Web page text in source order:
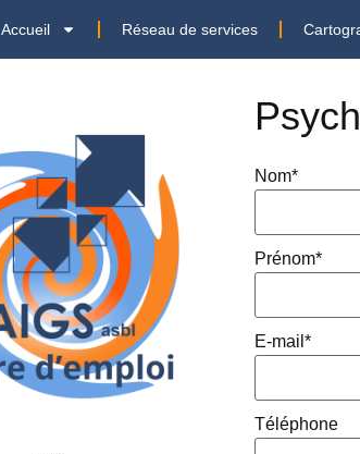
Accueil Réseau de services
Nom*
Prénom*
E-mail *
Téléphone